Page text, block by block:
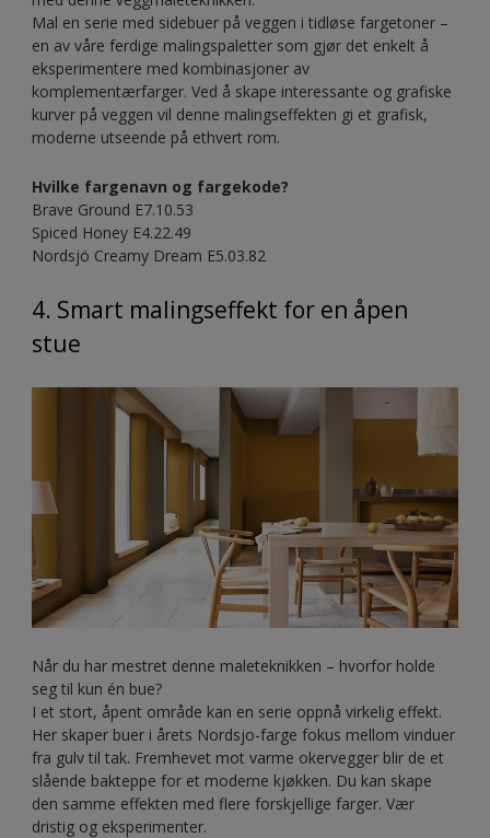
Mal en serie med sidebuer på veggen i tidløse fargetoner –
en av våre ferdige malingspaletter som gjør det enkelt å
eksperimentere med kombinasjoner av
komplementærfarger. Ved å skape interessante og grafiske
kurver på veggen vil denne malingseffekten gi et grafisk,
moderne utseende på ethvert rom.
Hvilke fargenavn og fargekode?
Brave Ground E7.10.53
Spiced Honey E4.22.49
Nordsjö Creamy Dream E5.03.82
4. Smart malingseffekt for en åpen
stue
Når du har mestret denne maleteknikken – hvorfor holde
seg til kun én bue?
I et stort, åpent område kan en serie oppnå virkelig effekt.
Her skaper buer i årets Nordsjo-farge fokus mellom vinduer
fra gulv til tak. Fremhevet mot varme okervegger blir de et
slående bakteppe for et moderne kjøkken. Du kan skape
den samme effekten med flere forskjellige farger. Vær
dristig og eksperimenter.